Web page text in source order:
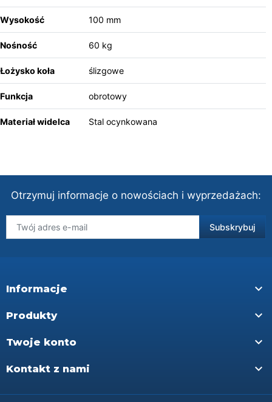
Wysokość 100 mm
Nośność 60 kg
Łożysko koła ślizgowe
Funkcja obrotowy
Materiał widelca Stal ocynkowana
Otrzymuj informacje o nowościach i wyprzedażach:
Informacje 
Produkty 
Twoje konto 
Kontakt z nami 